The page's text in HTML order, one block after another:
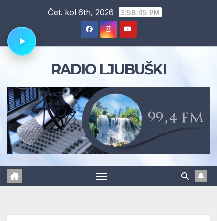
content
Čet. kol 6th, 2026 3:58:46 PM
RADIO LJUBUŠKI